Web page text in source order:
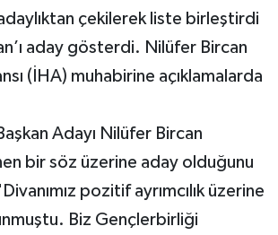
çekilerek liste birleştirdi
aday gösterdi. Nilüfer Bircan
(İHA) muhabirine açıklamalarda
Adayı Nilüfer Bircan
bir söz üzerine aday olduğunu
pozitif ayrımcılık üzerine
Biz Gençlerbirliği